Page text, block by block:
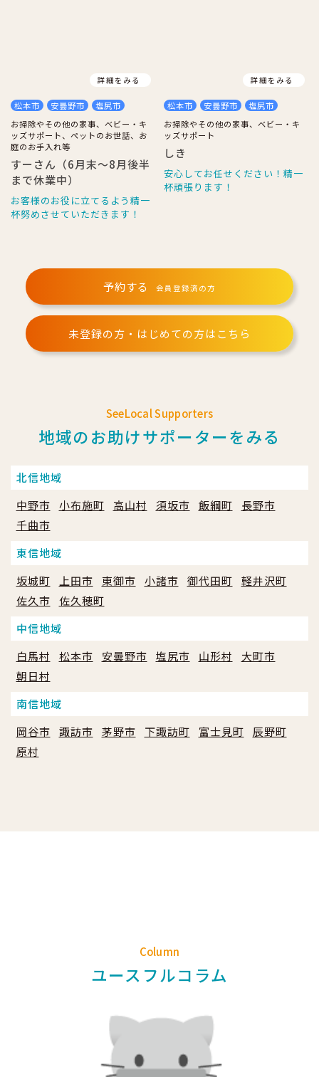
詳細をみる
松本市 安曇野市
塩尻市
お掃除やその他の家事、ベビー・キ
ッズサポート、ペットのお世話、お
庭のお手入れ等
すーさん（6月末～8月後半
まで休業中）
お客様のお役に立てるよう精一
杯努めさせていただきます！
詳細をみる
松本市 安曇野市
塩尻市
お掃除やその他の家事、ベビー・キ
ッズサポート
しき
安心してお任せください！精一
杯頑張ります！
予約する 会員登録済の方
未登録の方・はじめての方はこちら
SeeLocal Supporters
地域のお助けサポーターをみる
北信地域
中野市
小布施町 高山村 須坂市 飯綱町
長野市
千曲市
東信地域
坂城町
上田市 東御市 小諸市 御代田町
軽井沢町
佐久市
佐久穂町
中信地域
白馬村
松本市 安曇野市 塩尻市 山形村
大町市
朝日村
南信地域
岡谷市
諏訪市 茅野市 下諏訪町 富士見町
辰野町
原村
Column
ユースフルコラム